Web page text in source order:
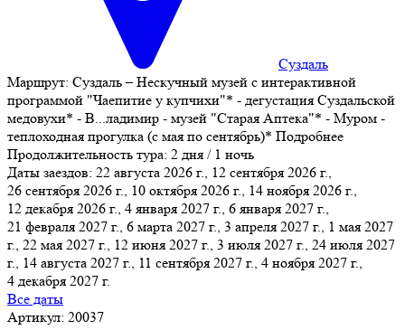
Суздаль
Маршрут: Суздаль – Нескучный музей с интерактивной
программой "Чаепитие у купчихи"* - дегустация Суздальской
медовухи* - В...ладимир - музей "Старая Аптека"* - Муром -
теплоходная прогулка (с мая по сентябрь)* Подробнее
Продолжительность тура: 2 дня / 1 ночь
Даты заездов: 22 августа 2026 г., 12 сентября 2026 г.,
26 сентября 2026 г., 10 октября 2026 г., 14 ноября 2026 г.,
12 декабря 2026 г., 4 января 2027 г., 6 января 2027 г.,
21 февраля 2027 г., 6 марта 2027 г., 3 апреля 2027 г., 1 мая 2027
г., 22 мая 2027 г., 12 июня 2027 г., 3 июля 2027 г., 24 июля 2027
г., 14 августа 2027 г., 11 сентября 2027 г., 4 ноября 2027 г.,
4 декабря 2027 г.
Все даты
Артикул: 20037